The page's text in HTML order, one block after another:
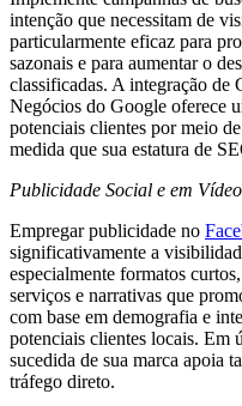
intenção que necessitam de
particularmente eficaz para
sazonais e para aumentar o
classificadas. A integração de
Negócios do Google oferece
potenciais clientes por meio
medida que sua estatura de
Publicidade Social e em Vídeo
Empregar publicidade no
significativamente a
especialmente formatos
serviços e narrativas que
com base em demografia e
potenciais clientes locais. Em
sucedida de sua marca apoia
tráfego direto.